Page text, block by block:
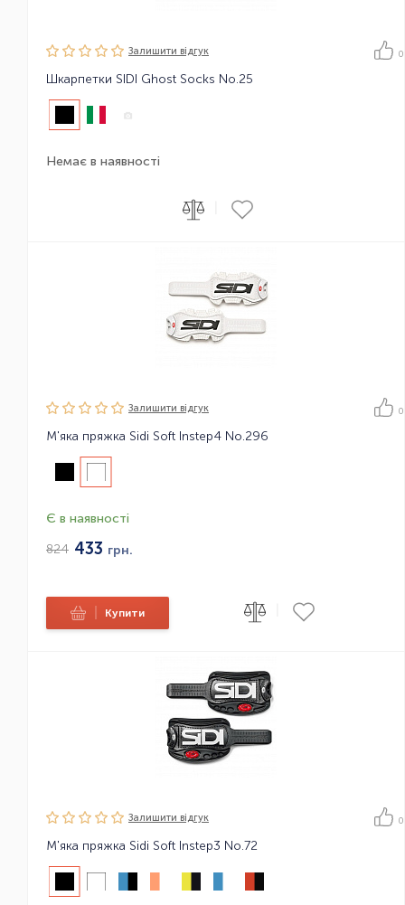
Залишити вiдгук 0
Шкарпетки SIDI Ghost Socks No.25
Немає в наявності
Залишити вiдгук 0
М'яка пряжка Sidi Soft Instep4 No.296
Є в наявності
824 433 грн.
Купити
Залишити вiдгук 0
М'яка пряжка Sidi Soft Instep3 No.72